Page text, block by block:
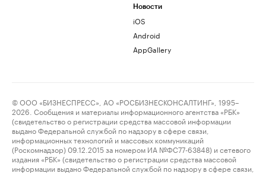
Новости
iOS
Android
AppGallery
© ООО «БИЗНЕСПРЕСС», АО «РОСБИЗНЕСКОНСАЛТИНГ», 1995–
2026. Сообщения и материалы информационного агентства «РБК»
(свидетельство о регистрации средства массовой информации
выдано Федеральной службой по надзору в сфере связи,
информационных технологий и массовых коммуникаций
(Роскомнадзор) 09.12.2015 за номером ИА №ФС77-63848) и сетевого
издания «РБК» (свидетельство о регистрации средства массовой
информации выдано Федеральной службой по надзору в сфере связи,